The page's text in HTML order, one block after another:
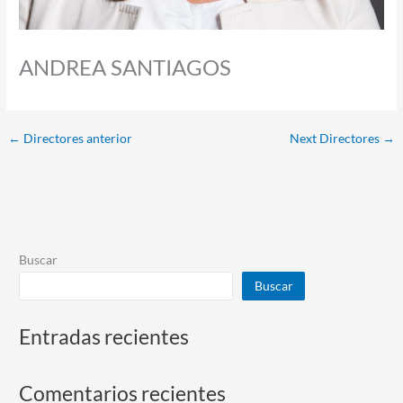
ANDREA SANTIAGOS
← Directores anterior Next Directores →
Buscar
Buscar
Entradas recientes
Comentarios recientes